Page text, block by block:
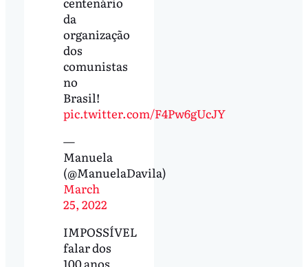
da
organização
dos
comunistas
no
Brasil!
pic.twitter.com/F4Pw6gUcJY
—
Manuela
(@ManuelaDavila)
March
25, 2022
IMPOSSÍVEL
falar dos
100 anos